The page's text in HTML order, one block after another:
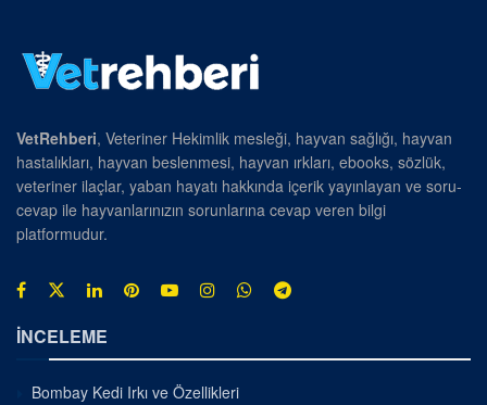
VetRehberi, Veteriner Hekimlik mesleği, hayvan sağlığı, hayvan
hastalıkları, hayvan beslenmesi, hayvan ırkları, ebooks, sözlük,
veteriner ilaçlar, yaban hayatı hakkında içerik yayınlayan ve soru-
cevap ile hayvanlarınızın sorunlarına cevap veren bilgi
platformudur.
İNCELEME
Bombay Kedi Irkı ve Özellikleri